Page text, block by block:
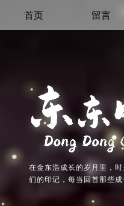
首页 留言
在金东浩成长的岁月里，
们的印记，每当回首那些